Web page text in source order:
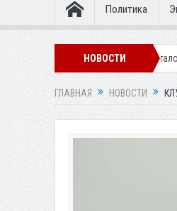
Политика
НОВОСТИ
«Динамо» осталось без словенского
ГЛАВНАЯ НОВОСТИ